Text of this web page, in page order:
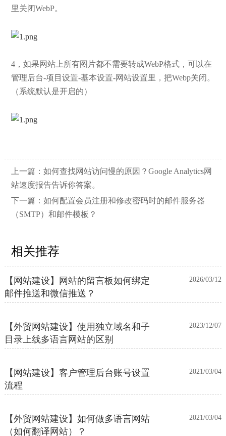
里关闭WebP。
4，如果网站上所有图片都不需要转成WebP格式，可以在
管理后台-项目设置-基本设置-网站设置里，把Webp关闭。
（系统默认是开启的）
上一篇： 如何查找网站访问慢的原因？Google Analytics网
站速度报告告诉你答案。
下一篇： 如何配置会员注册和修改密码时的邮件服务器
（SMTP）和邮件模板？
相关推荐
【网站建设】网站的留言板如何绑定
邮件推送和微信推送？
2026/03/12
【外贸网站建设】使用独立域名和子
目录上线多语言网站的区别
2023/12/07
【网站建设】客户管理后台账号设置
流程
2021/03/04
【外贸网站建设】如何做多语言网站
（如何翻译网站）？
2021/03/04